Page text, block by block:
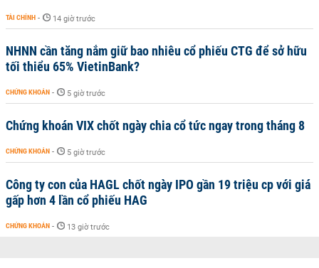
TÀI CHÍNH - 14 giờ trước
NHNN cần tăng nắm giữ bao nhiêu cổ phiếu CTG để sở hữu
tối thiểu 65% VietinBank?
CHỨNG KHOÁN - 5 giờ trước
Chứng khoán VIX chốt ngày chia cổ tức ngay trong tháng 8
CHỨNG KHOÁN - 5 giờ trước
Công ty con của HAGL chốt ngày IPO gần 19 triệu cp với giá
gấp hơn 4 lần cổ phiếu HAG
CHỨNG KHOÁN - 13 giờ trước